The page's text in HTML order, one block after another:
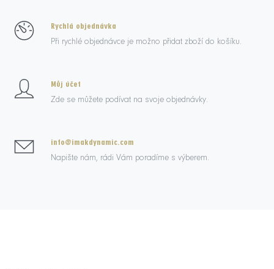
Rychlá objednávka
Při rychlé objednávce je možno přidat zboží do košíku.
Můj účet
Zde se můžete podívat na svoje objednávky.
info@imakdynamic.com
Napište nám, rádi Vám poradíme s výberem.